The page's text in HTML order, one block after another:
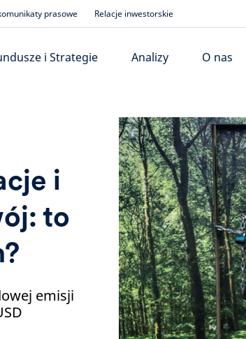
prasowe Relacje inwestorskie
i Strategie Analizy O nas
i
to
emisji